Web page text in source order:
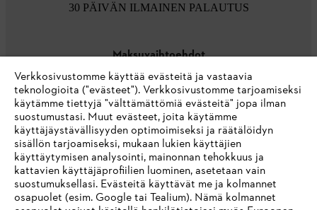
30 PÄIVÄN ILMAINEN PALAUTUS
Maksuvaihtoehdot
Yritys
Verkkosivustomme käyttää evästeitä ja vastaavia
teknologioita ("evästeet"). Verkkosivustomme tarjoamiseksi
käytämme tiettyjä "välttämättömiä evästeitä" jopa ilman
suostumustasi. Muut evästeet, joita käytämme
käyttäjäystävällisyyden optimoimiseksi ja räätälöidyn
sisällön tarjoamiseksi, mukaan lukien käyttäjien
käyttäytymisen analysointi, mainonnan tehokkuus ja
kattavien käyttäjäprofiilien luominen, asetetaan vain
suostumuksellasi. Evästeitä käyttävät me ja kolmannet
osapuolet (esim. Google tai Tealium). Nämä kolmannet